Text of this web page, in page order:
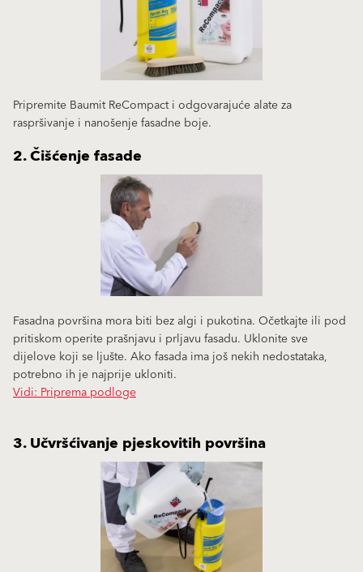
Pripremite Baumit ReCompact i odgovarajuće alate za
raspršivanje i nanošenje fasadne boje.
2. Čišćenje fasade
Fasadna površina mora biti bez algi i pukotina. Očetkajte ili pod
pritiskom operite prašnjavu i prljavu fasadu. Uklonite sve
dijelove koji se ljušte. Ako fasada ima još nekih nedostataka,
potrebno ih je najprije ukloniti.
Vidi: Priprema podloge
3. Učvršćivanje pjeskovitih površina